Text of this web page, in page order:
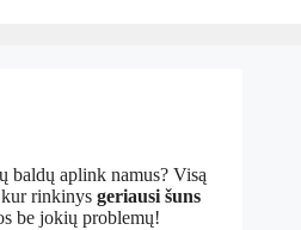
baldų aplink namus? Visą
rinkinys geriausi šuns
be jokių problemų!